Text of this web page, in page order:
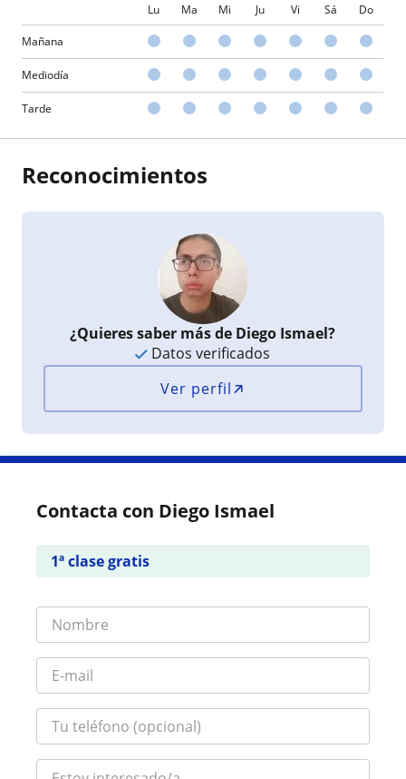
Lu Ma Mi Ju Vi Sá Do
Mañana
Mediodía
Tarde
Reconocimientos
¿Quieres saber más de Diego Ismael?
Datos verificados
Ver perfil
Contacta con Diego Ismael
1ª clase gratis